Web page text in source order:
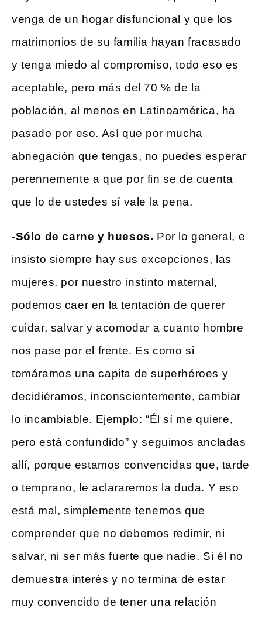
venga de un hogar disfuncional y que los
matrimonios de su familia hayan fracasado
y tenga miedo al compromiso, todo eso es
aceptable, pero más del 70 % de la
población, al menos en Latinoamérica, ha
pasado por eso. Así que por mucha
abnegación que tengas, no puedes esperar
perennemente a que por fin se de cuenta
que lo de ustedes sí vale la pena.
-Sólo de carne y huesos. Por lo general, e
insisto siempre hay sus excepciones, las
mujeres, por nuestro instinto maternal,
podemos caer en la tentación de querer
cuidar, salvar y acomodar a cuanto hombre
nos pase por el frente. Es como si
tomáramos una capita de superhéroes y
decidiéramos, inconscientemente, cambiar
lo incambiable. Ejemplo: “Él sí me quiere,
pero está confundido” y seguimos ancladas
allí, porque estamos convencidas que, tarde
o temprano, le aclararemos la duda. Y eso
está mal, simplemente tenemos que
comprender que no debemos redimir, ni
salvar, ni ser más fuerte que nadie. Si él no
demuestra interés y no termina de estar
muy convencido de tener una relación